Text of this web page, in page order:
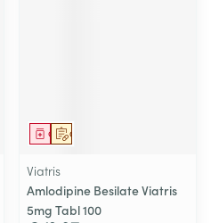
Op voorschrift
Geneesmiddel
Viatris
Amlodipine Besilate Viatris
5mg Tabl 100